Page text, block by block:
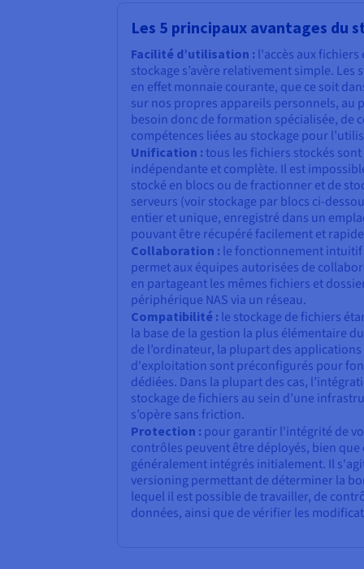
Les 5 principaux avantages du
Facilité d’utilisation : l'accès aux
stockage s’avère relativement simple.
en effet monnaie courante, que ce soit
sur nos propres appareils personnels, au
besoin donc de formation spécialisée, de
compétences liées au stockage pour
Unification : tous les fichiers stockés
indépendante et complète. Il est
stocké en blocs ou de fractionner et de
serveurs (voir stockage par blocs ci-
entier et unique, enregistré dans un
pouvant être récupéré facilement et
Collaboration : le fonctionnement
permet aux équipes autorisées de
en partageant les mêmes fichiers et
périphérique NAS via un réseau.
Compatibilité : le stockage de fichiers
la base de la gestion la plus élémentaire
de l’ordinateur, la plupart des applications
d'exploitation sont préconfigurés pour
dédiées. Dans la plupart des cas,
stockage de fichiers au sein d’une
s’opère sans friction.
Protection : pour garantir l'intégrité de
contrôles peuvent être déployés, bien
généralement intégrés initialement. Il
versioning permettant de déterminer la
lequel il est possible de travailler, de
données, ainsi que de vérifier les